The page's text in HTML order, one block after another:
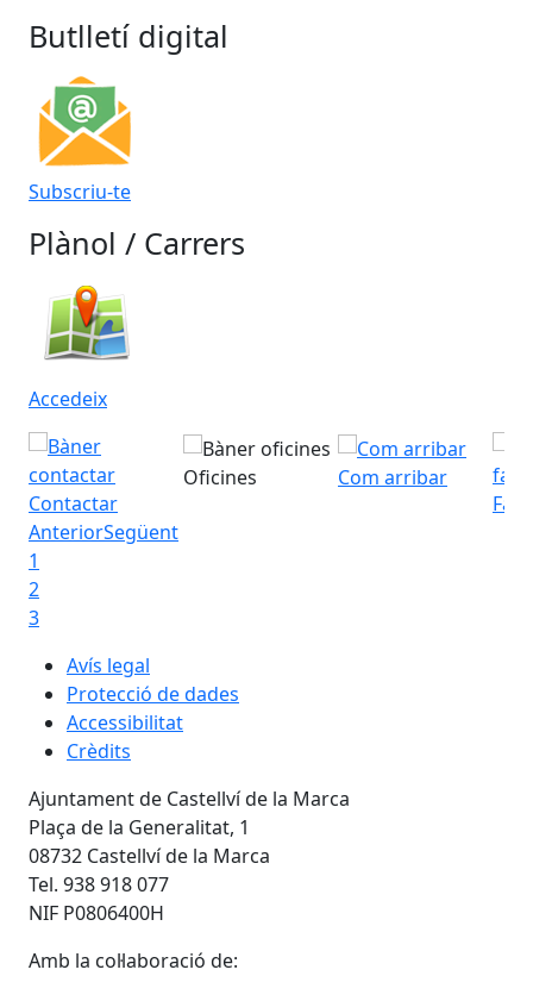
Butlletí digital
Subscriu-te
Plànol / Carrers
Accedeix
Contactar
Oficines
Com arribar
AnteriorSegüent
1
2
3
Avís legal
Protecció de dades
Accessibilitat
Crèdits
Ajuntament de Castellví de la Marca
Plaça de la Generalitat, 1
08732 Castellví de la Marca
Tel. 938 918 077
NIF P0806400H
Amb la col·laboració de: